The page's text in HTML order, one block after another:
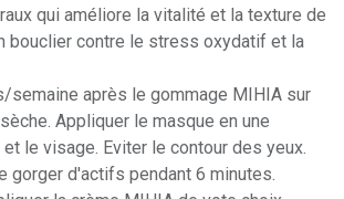
qui améliore la vitalité et la texture de
bouclier contre le stress oxydatif et la
semaine après le gommage MIHIA sur
Appliquer le masque en une
le visage. Eviter le contour des yeux.
gorger d'actifs pendant 6 minutes.